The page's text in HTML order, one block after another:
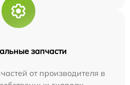
запчасти
от производителя в